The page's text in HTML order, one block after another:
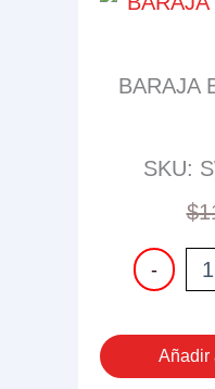
BARAJA
SKU:
$
-
BARAJA
ESPANOLA
Añadir